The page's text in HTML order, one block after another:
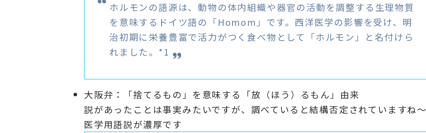
ホルモンの語源は、動物の体内組織や器官の活動を調整する生理物質
を意味するドイツ語の「Homom」です。西洋医学の影響を受け、明
治初期に栄養豊富で活力がつく食べ物として「ホルモン」と名付けら
れました。*1
大阪弁：「捨てるもの」を意味する「放（ほう）るもん」由来
説があったことは事実みたいですが、調べていると結構否定されていますね～
医学用語説が濃厚です